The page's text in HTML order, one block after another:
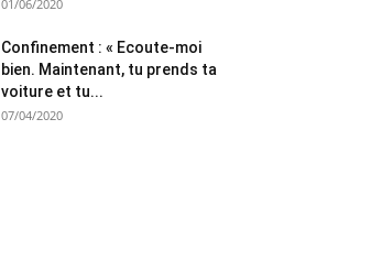
01/06/2020
Confinement : « Ecoute-moi
bien. Maintenant, tu prends ta
voiture et tu...
07/04/2020